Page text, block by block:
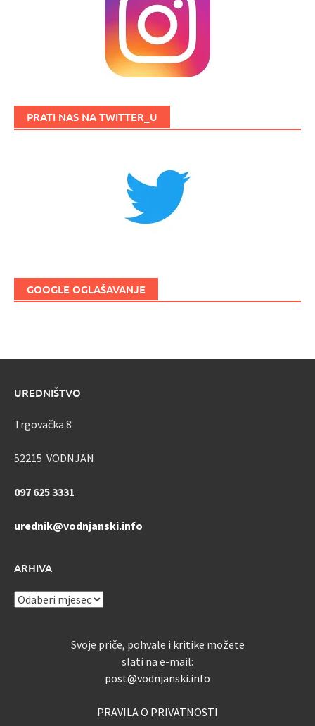
PRATI NAS NA TWITTER_U
GOOGLE OGLAŠAVANJE
UREDNIŠTVO
Trgovačka 8
52215 VODNJAN
097 625 3331
urednik@vodnjanski.info
ARHIVA
ARHIVA
Svoje priče, pohvale i kritike možete
slati na e-mail:
post@vodnjanski.info
PRAVILA O PRIVATNOSTI